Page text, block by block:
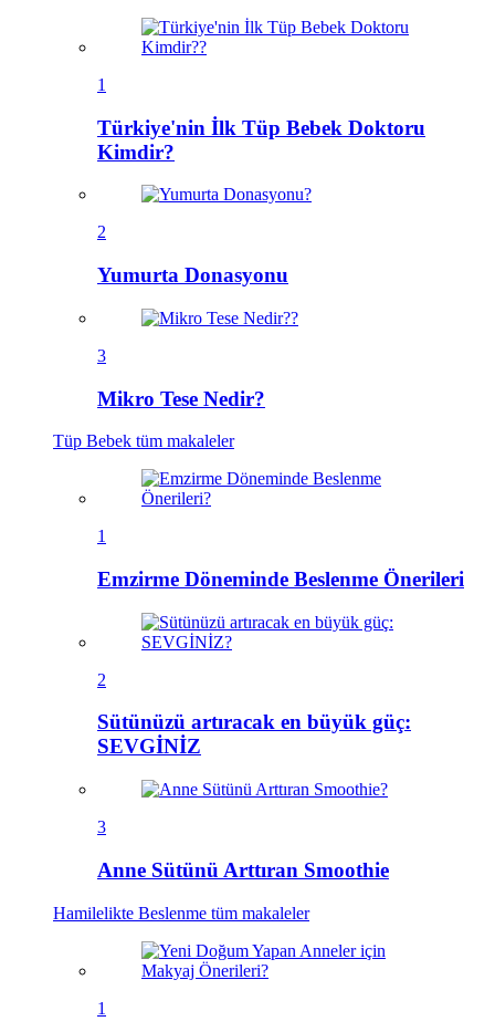
1
Türkiye'nin İlk Tüp Bebek Doktoru
Kimdir?
2
Yumurta Donasyonu
3
Mikro Tese Nedir?
Tüp Bebek tüm makaleler
1
Emzirme Döneminde Beslenme Önerileri
2
Sütünüzü artıracak en büyük güç:
SEVGİNİZ
3
Anne Sütünü Arttıran Smoothie
Hamilelikte Beslenme tüm makaleler
1